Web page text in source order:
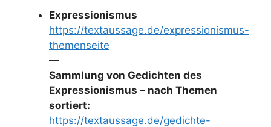
Expressionismus
https://textaussage.de/expressionismus-
themenseite
—
Sammlung von Gedichten des
Expressionismus – nach Themen
sortiert:
https://textaussage.de/gedichte-